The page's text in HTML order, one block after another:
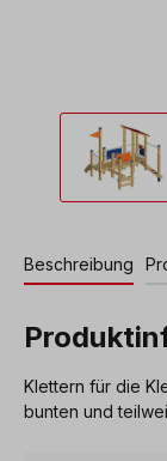
Beschreibung
Klettern für die
bunten und